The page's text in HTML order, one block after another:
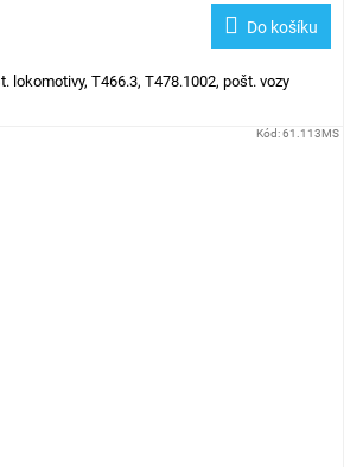
Do košíku
lokomotivy, T466.3, T478.1002, pošt. vozy
Kód:61.113MS